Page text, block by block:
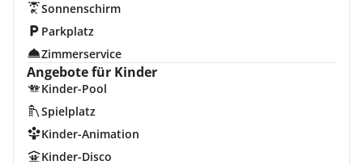
Sonnenschirm
Parkplatz
Zimmerservice
Angebote für Kinder
Kinder-Pool
Spielplatz
Kinder-Animation
Kinder-Disco